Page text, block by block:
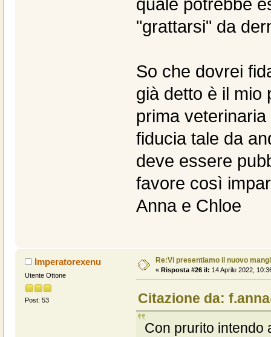
quale potrebbe
"grattarsi" da
So che dovrei
già detto è il mio
prima
fiducia tale da
deve essere
favore così
Anna e Chloe
Imperatorexenu
Utente Ottone
Post: 53
Re:Vi presentiamo il nuovo
« Risposta #26 il: 14 Aprile 2022,
Citazione da:
Con prurito intendo